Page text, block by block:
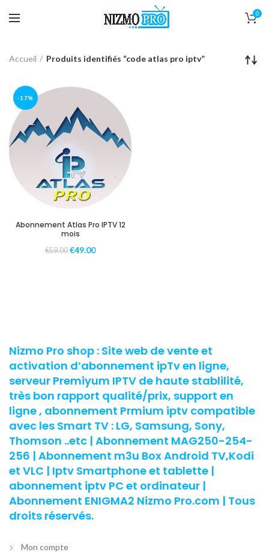
0
Accueil Produits identifiés “code atlas pro iptv”
-17%
Abonnement Atlas Pro IPTV 12
mois
€59.00 €49.00
Nizmo Pro shop : Site web de vente et
activation d’abonnement ipTv en ligne,
serveur Premiyum IPTV de haute stablilité,
très bon rapport qualité/prix, support en
ligne , abonnement Prmium iptv compatible
avec les Smart TV : LG, Samsung, Sony,
Thomson ..etc | Abonnement MAG250-254-
256 | Abonnement m3u Box Android TV,Kodi
et VLC | Iptv Smartphone et tablette |
abonnement iptv PC et ordinateur |
Abonnement ENIGMA2 Nizmo Pro.com | Tous
droits réservés.
Mon compte